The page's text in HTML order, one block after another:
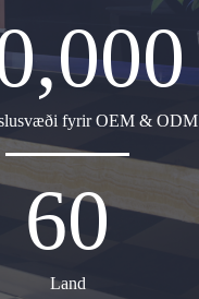
fyrir OEM & ODM
60
Land